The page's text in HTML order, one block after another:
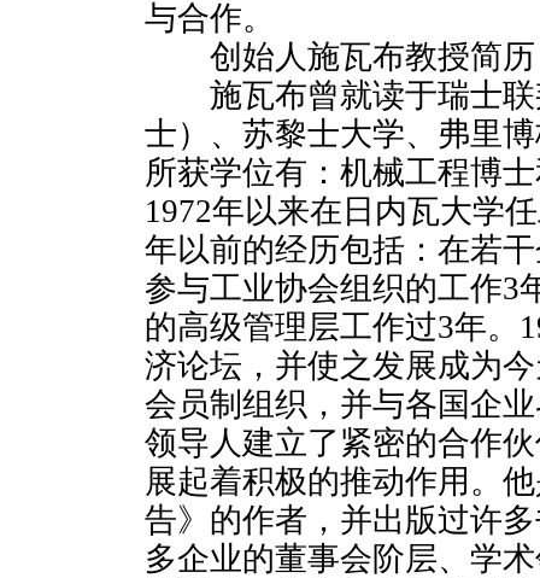
与合作。
创始人施瓦布教授简历
施瓦布曾就读于瑞士联
士）、苏黎士大学、弗里
所获学位有：机械工程博
1972年以来在日内瓦大学
年以前的经历包括：在若
参与工业协会组织的工作3
的高级管理层工作过3年。
济论坛，并使之发展成为
会员制组织，并与各国企
领导人建立了紧密的合作
展起着积极的推动作用。
告》的作者，并出版过许
多企业的董事会阶层、学